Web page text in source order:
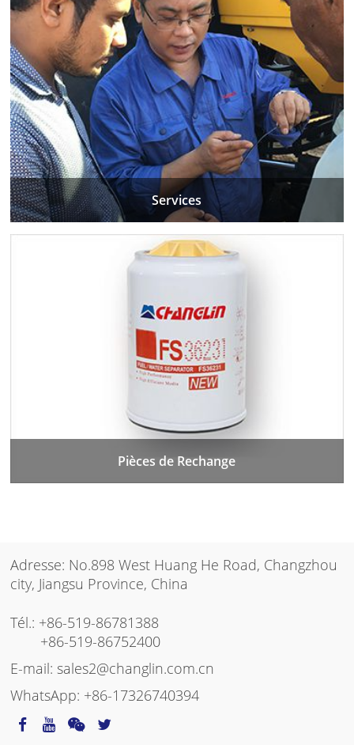
Services
Pièces de Rechange
Adresse: No.898 West Huang He Road, Changzhou
city, Jiangsu Province, China
Tél.: +86-519-86781388
+86-519-86752400
E-mail:sales2@changlin.com.cn
WhatsApp: +86-17326740394
